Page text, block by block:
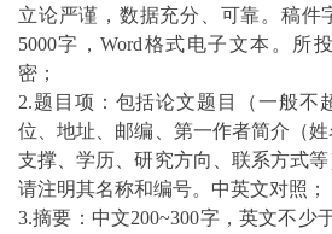
立论严谨，数据充分、可靠。稿件
5000字，Word格式电子文本。所
密；
2.题目项：包括论文题目（一般不
位、地址、邮编、第一作者简介（姓
支撑、学历、研究方向、联系方式等
请注明其名称和编号。中英文对照；
3.摘要：中文200~300字，英文不少